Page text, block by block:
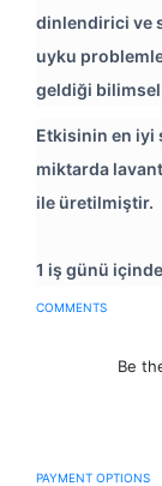
dinlendirici ve
uyku
geldiği bilimsel
Etkisinin en iyi
miktarda
ile üretilmiştir.
1 iş günü
COMMENTS
Be
PAYMENT OPTIONS